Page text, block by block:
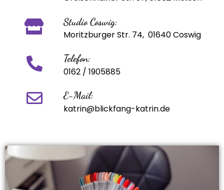
Studio Coswig:
Moritzburger Str. 74, 01640 Coswig
Telefon:
0162 / 1905885
E-Mail:
katrin@blickfang-katrin.de